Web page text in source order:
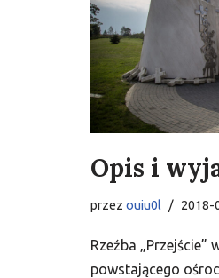
Opis i
przez ouiu0l 2018-
Rzeźba „Przejście”
powstającego